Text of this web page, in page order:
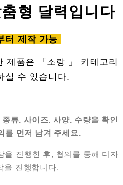
형 달력입니다
터 제작 가능
제품은 「소량 」 카테고리
실 수 있습니다.
류, 사이즈, 사양, 수량을 확인
를 먼저 남겨 주세요.
을 진행한 후, 협의를 통해 디자
을 진행합니다.